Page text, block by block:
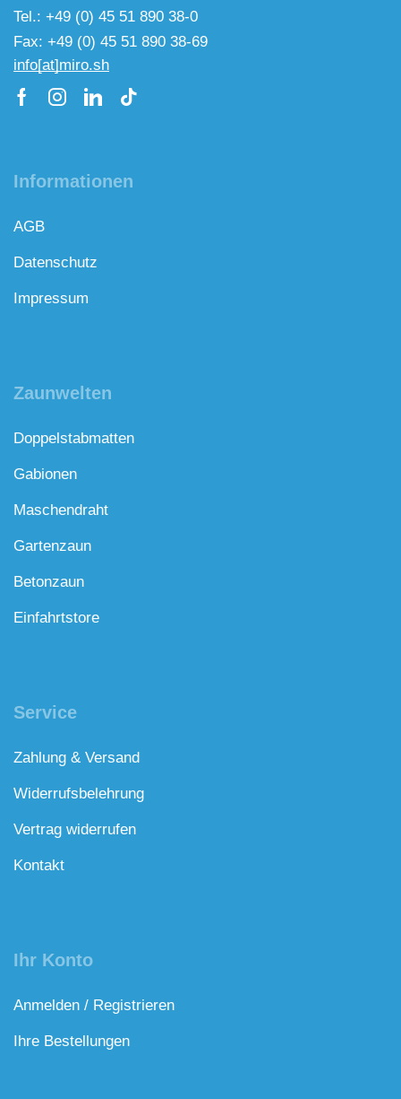
Tel.: +49 (0) 45 51 890 38-0
Fax: +49 (0) 45 51 890 38-69
info[at]miro.sh
Informationen
AGB
Datenschutz
Impressum
Zaunwelten
Doppelstabmatten
Gabionen
Maschendraht
Gartenzaun
Betonzaun
Einfahrtstore
Service
Zahlung & Versand
Widerrufsbelehrung
Vertrag widerrufen
Kontakt
Ihr Konto
Anmelden / Registrieren
Ihre Bestellungen